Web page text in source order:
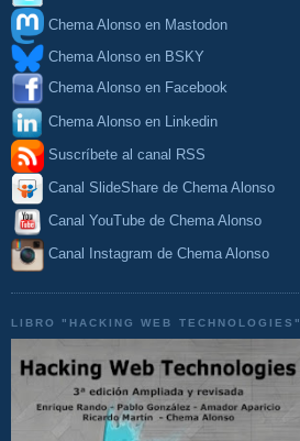
Chema Alonso en Mastodon
Chema Alonso en BSKY
Chema Alonso en Facebook
Chema Alonso en Linkedin
Suscríbete al canal RSS
Canal SlideShare de Chema Alonso
Canal YouTube de Chema Alonso
Canal Instagram de Chema Alonso
LIBRO "HACKING WEB TECHNOLOGIES"